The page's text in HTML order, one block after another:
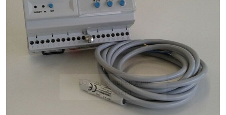
Doppelt antippen zum
vergrößern